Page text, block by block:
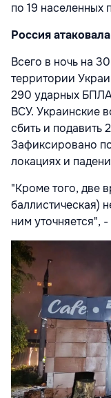
по 19 населенных
Россия
Всего в ночь на
территории
290 ударных
ВСУ. Украинские
сбить и подавить
Зафиксировано
локациях и
"Кроме того, две
баллистическая)
ним уточняется",